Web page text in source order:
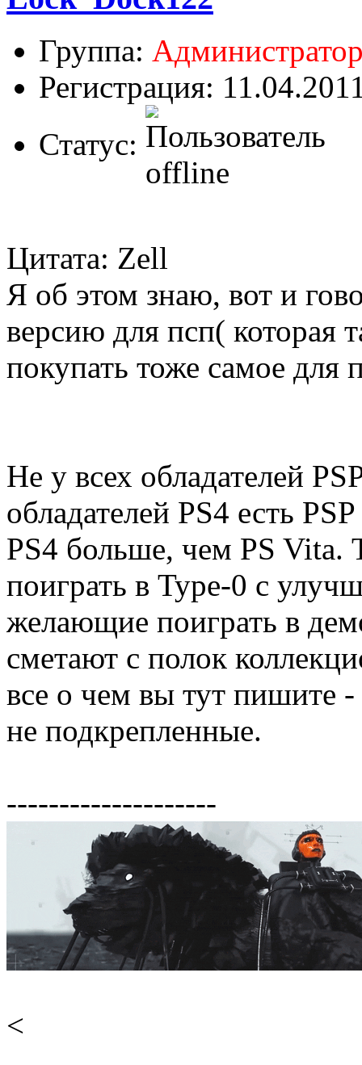
Группа:
Регистрация:
Статус:
Цитата: Zell
Я об этом знаю, вот и
версию для псп( которая
покупать тоже самое для
Не у всех обладателей
обладателей PS4 есть
PS4 больше, чем PS
поиграть в Type-0 с
желающие поиграть в
сметают с полок
все о чем вы тут пишите
не подкрепленные.
--------------------
<